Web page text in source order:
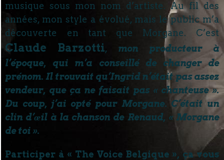
musique sous mon nom d’artiste. Au fil des
années, mon style a évolué, mais le public m’a
découverte en tant que Morgane. C’est
Claude Barzotti, mon producteur à
l’époque, qui m’a conseillé de changer de
prénom. Il trouvait qu’Ingrid n’était pas assez
vendeur, que ça ne faisait pas « chanteuse ».
Du coup, j’ai opté pour Morgane. C’était un
clin d’œil à la chanson de Renaud, « Morgane
de toi ».
Participer à « The Voice Belgique », ça vous